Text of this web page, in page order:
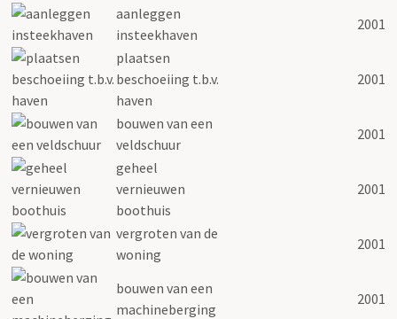
aanleggen
insteekhaven
2001
plaatsen
beschoeiing t.b.v.
haven
2001
bouwen van een
veldschuur
2001
geheel
vernieuwen
boothuis
2001
vergroten van de
woning
2001
bouwen van een
machineberging
2001